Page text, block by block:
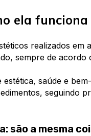
ela
realizados em
sempre de
saúde e
seguindo
são a mesma